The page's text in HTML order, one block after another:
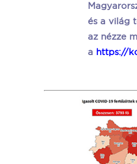
és a világ
az nézze
a https://